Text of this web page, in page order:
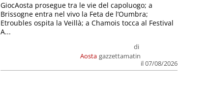
Aosta
di
gazzettamatin
il 07/08/2026
GiocAosta prosegue tra le vie del capoluogo; a
Brissogne entra nel vivo la Feta de l’Oumbra;
Etroubles ospita la Veillà; a Chamois tocca al Festival
A...